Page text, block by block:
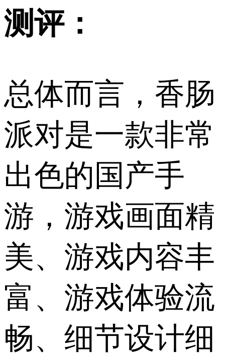
测评：
总体而言，香肠
派对是一款非常
出色的国产手
游，游戏画面精
美、游戏内容丰
富、游戏体验流
畅、细节设计细